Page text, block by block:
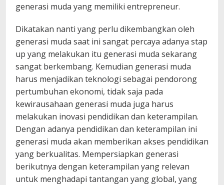
generasi muda yang memiliki entrepreneur.
Dikatakan nanti yang perlu dikembangkan oleh
generasi muda saat ini sangat percaya adanya stap
up yang melakukan itu generasi muda sekarang
sangat berkembang. Kemudian generasi muda
harus menjadikan teknologi sebagai pendorong
pertumbuhan ekonomi, tidak saja pada
kewirausahaan generasi muda juga harus
melakukan inovasi pendidikan dan keterampilan.
Dengan adanya pendidikan dan keterampilan ini
generasi muda akan memberikan akses pendidikan
yang berkualitas. Mempersiapkan generasi
berikutnya dengan keterampilan yang relevan
untuk menghadapi tantangan yang global, yang